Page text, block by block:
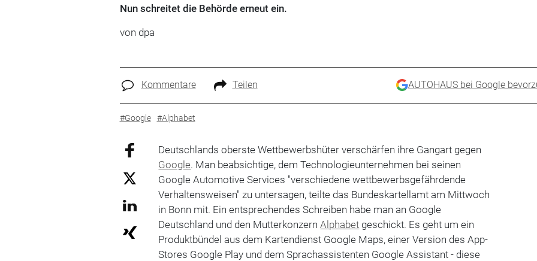
Nun schreitet die Behörde erneut ein.
von dpa
Kommentare Teilen AUTOHAUS bei Google
#Google #Alphabet
Deutschlands oberste Wettbewerbshüter verschärfen ihre Gangart gegen
Google. Man beabsichtige, dem Technologieunternehmen bei seinen
Google Automotive Services "verschiedene wettbewerbsgefährdende
Verhaltensweisen" zu untersagen, teilte das Bundeskartellamt am Mittwoch
in Bonn mit. Ein entsprechendes Schreiben habe man an Google
Deutschland und den MutterkonzernAlphabet geschickt. Es geht um ein
Produktbündel aus dem Kartendienst Google Maps, einer Version des App-
Stores Google Play und dem Sprachassistenten Google Assistant - diese